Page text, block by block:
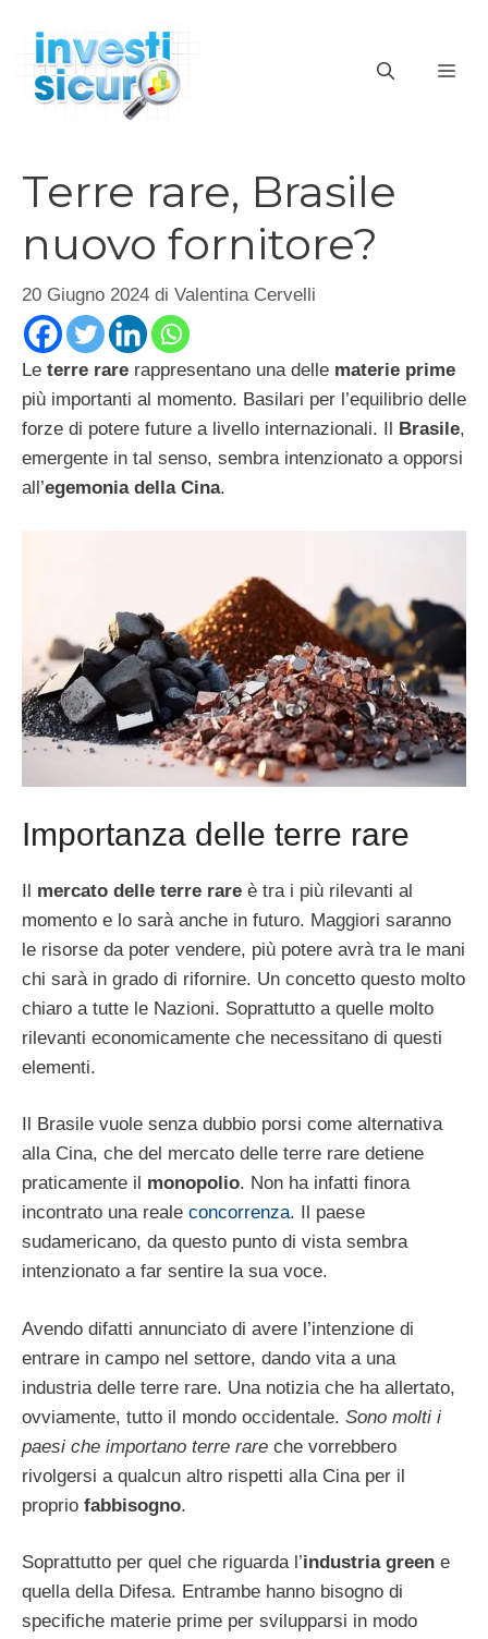
contenuto
Terre rare, Brasile
nuovo fornitore?
20 Giugno 2024 di Valentina Cervelli
Le terre rare rappresentano una delle materie prime
più importanti al momento. Basilari per l’equilibrio delle
forze di potere future a livello internazionali. Il
Brasile,
emergente in tal senso, sembra intenzionato a opporsi
all’egemonia della Cina.
Importanza delle terre rare
Il mercato delle terre rare è tra i più rilevanti al
momento e lo sarà anche in futuro. Maggiori saranno
le risorse da poter vendere, più potere avrà tra le mani
chi sarà in grado di rifornire. Un concetto questo molto
chiaro a tutte le Nazioni. Soprattutto a quelle molto
rilevanti economicamente che necessitano di questi
elementi.
Il Brasile vuole senza dubbio porsi come alternativa
alla Cina, che del mercato delle terre rare detiene
praticamente il monopolio. Non ha infatti finora
incontrato una reale concorrenza. Il paese
sudamericano, da questo punto di vista sembra
intenzionato a far sentire la sua voce.
Avendo difatti annunciato di avere l’intenzione di
entrare in campo nel settore, dando vita a una
industria delle terre rare. Una notizia che ha allertato,
ovviamente, tutto il mondo occidentale. Sono molti i
paesi che importano terre rare che vorrebbero
rivolgersi a qualcun altro rispetti alla Cina per il
proprio fabbisogno.
Soprattutto per quel che riguarda l’industria green e
quella della Difesa. Entrambe hanno bisogno di
specifiche materie prime per svilupparsi in modo